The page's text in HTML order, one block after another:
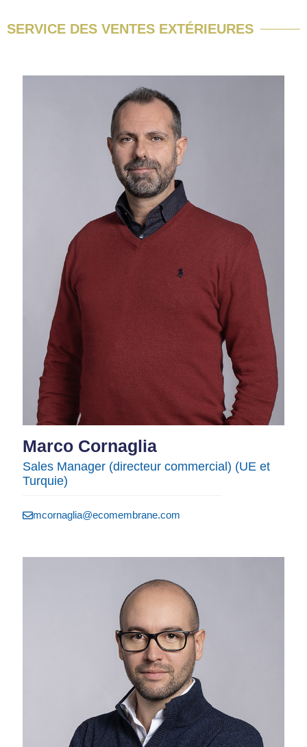
SERVICE DES VENTES EXTÉRIEURES
Marco Cornaglia
Sales Manager (directeur commercial) (UE et
Turquie)
mcornaglia@ecomembrane.com